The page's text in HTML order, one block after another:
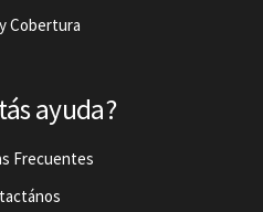
Cobertura
ayuda?
Frecuentes